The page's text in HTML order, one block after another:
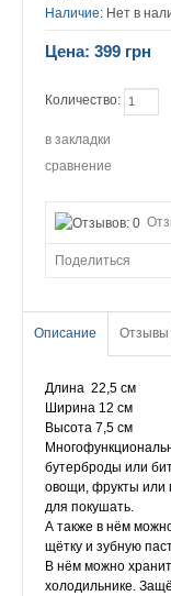
Наличие: Нет в
Цена: 399 грн
Количество:
в закладки
сравнение
Поделиться
Описание Отзывы
Длина 22,5 см
Ширина 12 см
Высота 7,5 см
бутерброды или
овощи, фрукты или
для покушать.
А также в нём
щётку и зубную
В нём можно
холодильнике.